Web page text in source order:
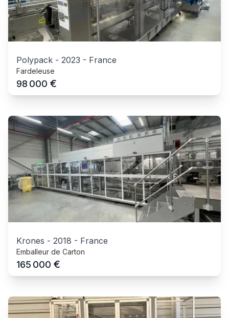
Polypack - 2023 - France
Fardeleuse
98 000 €
Krones - 2018 - France
Emballeur de Carton
165 000 €